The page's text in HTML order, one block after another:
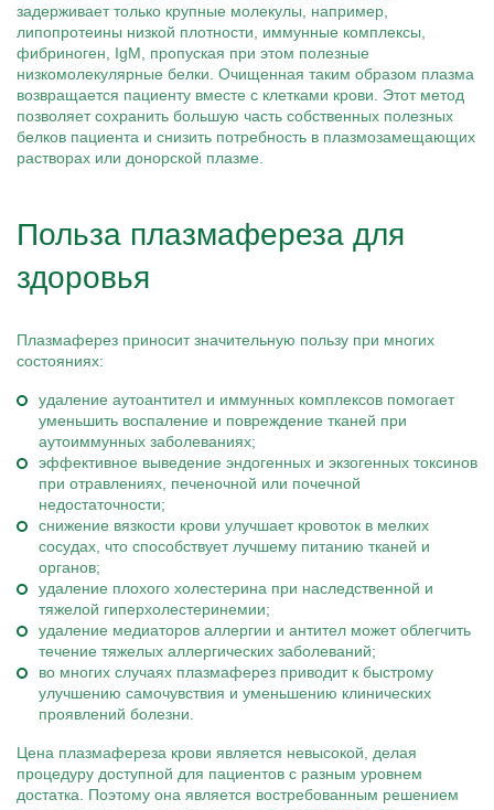
задерживает только крупные молекулы, например,
липопротеины низкой плотности, иммунные комплексы,
фибриноген, IgM, пропуская при этом полезные
низкомолекулярные белки. Очищенная таким образом плазма
возвращается пациенту вместе с клетками крови. Этот метод
позволяет сохранить большую часть собственных полезных
белков пациента и снизить потребность в плазмозамещающих
растворах или донорской плазме.
Польза плазмафереза для
здоровья
Плазмаферез приносит значительную пользу при многих
состояниях:
удаление аутоантител и иммунных комплексов помогает
уменьшить воспаление и повреждение тканей при
аутоиммунных заболеваниях;
эффективное выведение эндогенных и экзогенных токсинов
при отравлениях, печеночной или почечной
недостаточности;
снижение вязкости крови улучшает кровоток в мелких
сосудах, что способствует лучшему питанию тканей и
органов;
удаление плохого холестерина при наследственной и
тяжелой гиперхолестеринемии;
удаление медиаторов аллергии и антител может облегчить
течение тяжелых аллергических заболеваний;
во многих случаях плазмаферез приводит к быстрому
улучшению самочувствия и уменьшению клинических
проявлений болезни.
Цена плазмафереза крови является невысокой, делая
процедуру доступной для пациентов с разным уровнем
достатка. Поэтому она является востребованным решением